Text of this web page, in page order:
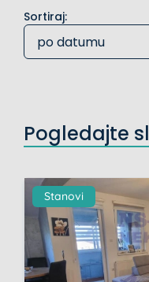
Sortiraj:
po datumu
Pogledajte
Stanovi